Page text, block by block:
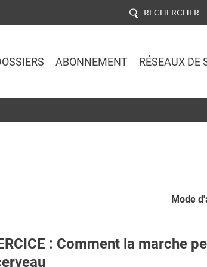
RECHERCHER
ABONNEMENT RÉSEAUX DE
Mode
: Comment la marche